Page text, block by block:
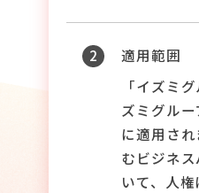
株主・株式情報
IR関連情報
サステナビリティニ
2
適用範囲
「イズミ
ズミグル
に適用さ
むビジネ
いて、人